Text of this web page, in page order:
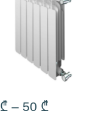
₾ – 50 ₾